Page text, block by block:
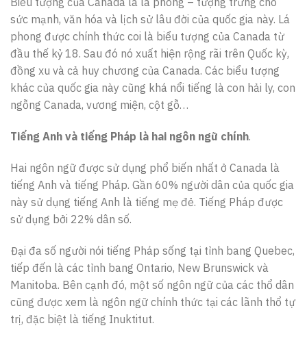
sức mạnh, văn hóa và lịch sử lâu đời của quốc gia này. Lá
phong được chính thức coi là biểu tượng của Canada từ
đầu thế kỷ 18. Sau đó nó xuất hiện rộng rãi trên Quốc kỳ,
đồng xu và cả huy chương của Canada. Các biểu tượng
khác của quốc gia này cũng khá nổi tiếng là con hải ly, con
ngỗng Canada, vương miện, cột gỗ…
Tiếng Anh và tiếng Pháp là hai ngôn ngữ chính.
Hai ngôn ngữ được sử dụng phổ biến nhất ở Canada là
tiếng Anh và tiếng Pháp. Gần 60% người dân của quốc gia
này sử dụng tiếng Anh là tiếng mẹ đẻ. Tiếng Pháp được
sử dụng bởi 22% dân số.
Đại đa số người nói tiếng Pháp sống tại tỉnh bang Quebec,
tiếp đến là các tỉnh bang Ontario, New Brunswick và
Manitoba. Bên cạnh đó, một số ngôn ngữ của các thổ dân
cũng được xem là ngôn ngữ chính thức tại các lãnh thổ tự
trị, đặc biệt là tiếng Inuktitut.